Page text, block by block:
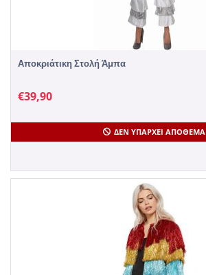
Αποκριάτικη Στολή Άμπα
€39,90
ΔΕΝ ΥΠΆΡΧΕΙ ΑΠΌΘΕΜΑ